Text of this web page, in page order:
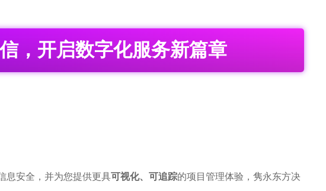
开启数字化服务新篇章
息安全，并为您提供更具可视化、可追踪的项目管理体验，隽永东方决